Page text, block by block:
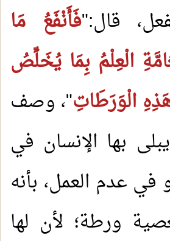
قال:"فَأَنْفَعُ مَا
الْعِلْمُ بِمَا يُخَلِّصُ
الْوَرَطَاتِ"، وصف
يبلى بها الإنسان في
في عدم العمل، بأنه
ورطة؛ لأن لها